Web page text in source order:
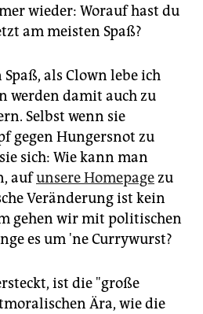
wieder: Worauf hast du
am meisten Spaß?
als Clown lebe ich
werden damit auch zu
Selbst wenn sie
gegen Hungersnot zu
sich: Wie kann man
aufunsere Homepagezu
Veränderung ist kein
gehen wir mit politischen
es um 'ne Currywurst?
ist die "große
Ära, wie die